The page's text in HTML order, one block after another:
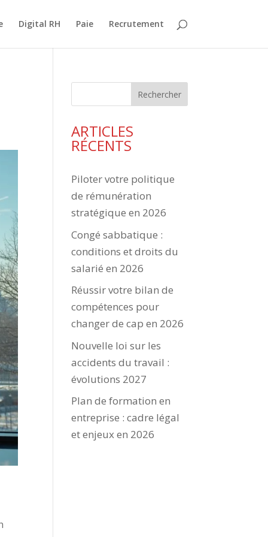
Digital RH Paie Recrutement
Rechercher
ARTICLES
RÉCENTS
Piloter votre politique
de rémunération
stratégique en 2026
Congé sabbatique :
conditions et droits du
salarié en 2026
Réussir votre bilan de
compétences pour
changer de cap en 2026
Nouvelle loi sur les
accidents du travail :
évolutions 2027
Plan de formation en
entreprise : cadre légal
et enjeux en 2026